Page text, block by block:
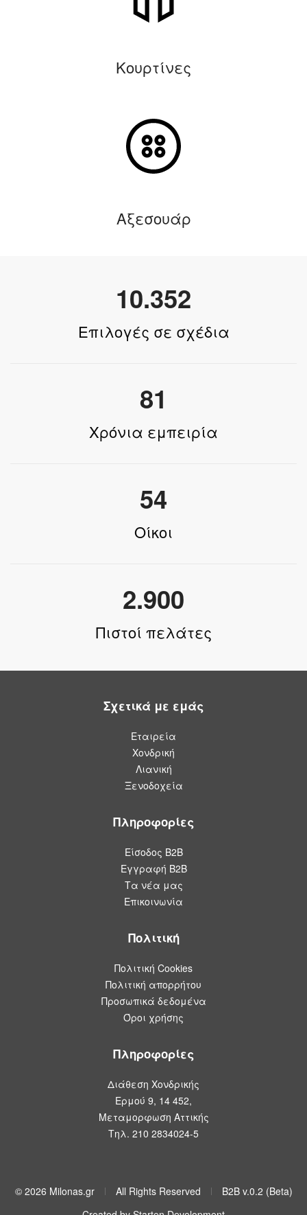
Κουρτίνες
Αξεσουάρ
10.352
Επιλογές σε σχέδια
81
Χρόνια εμπειρία
54
Οίκοι
2.900
Πιστοί πελάτες
Σχετικά με εμάς
Εταιρεία
Χονδρική
Λιανική
Ξενοδοχεία
Πληροφορίες
Είσοδος Β2Β
Εγγραφή Β2Β
Τα νέα μας
Επικοινωνία
Πολιτική
Πολιτική Cookies
Πολιτική απορρήτου
Προσωπικά δεδομένα
Όροι χρήσης
Πληροφορίες
Διάθεση Χονδρικής
Ερμού 9, 14 452,
Μεταμορφωση Αττικής
Τηλ. 210 2834024-5
© 2026 Milonas.gr All Rights Reserved
B2B v.0.2 (Beta)